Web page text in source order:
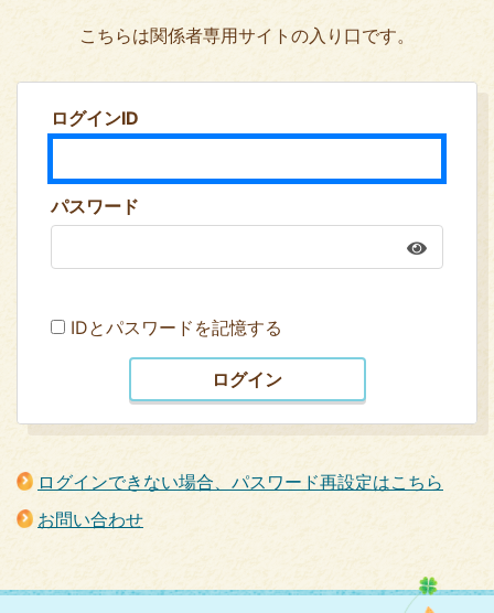
こちらは関係者専用サイトの入り口です。
ログインID
パスワード
IDとパスワードを記憶する
ログインできない場合、パスワード再設定はこちら
お問い合わせ